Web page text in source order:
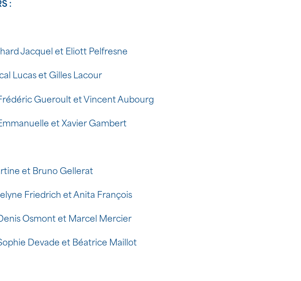
:
Jacquel et Eliott Pelfresne
Lucas et Gilles Lacour
Gueroult et Vincent Aubourg
et Xavier Gambert
et Bruno Gellerat
Friedrich et Anita François
Osmont et Marcel Mercier
Devade et Béatrice Maillot